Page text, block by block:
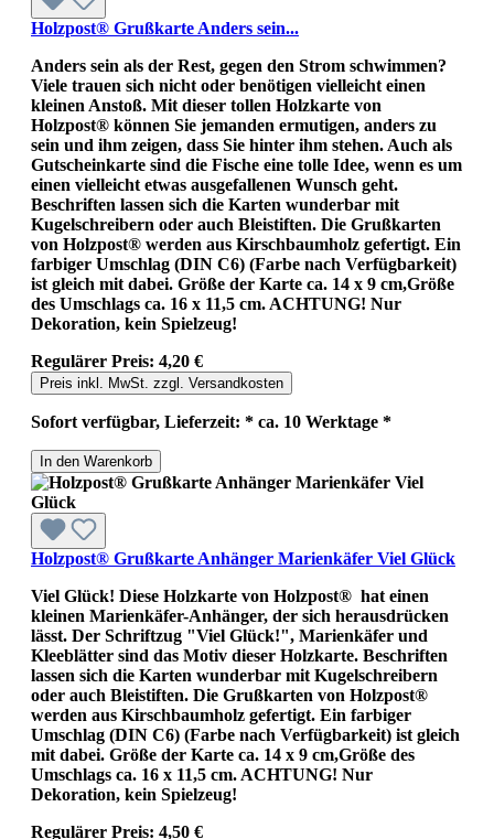
Holzpost® Grußkarte Anders sein...
Anders sein als der Rest, gegen den Strom schwimmen?
Viele trauen sich nicht oder benötigen vielleicht einen
kleinen Anstoß. Mit dieser tollen Holzkarte von
Holzpost® können Sie jemanden ermutigen, anders zu
sein und ihm zeigen, dass Sie hinter ihm stehen. Auch als
Gutscheinkarte sind die Fische eine tolle Idee, wenn es um
einen vielleicht etwas ausgefallenen Wunsch geht.
Beschriften lassen sich die Karten wunderbar mit
Kugelschreibern oder auch Bleistiften. Die Grußkarten
von Holzpost® werden aus Kirschbaumholz gefertigt. Ein
farbiger Umschlag (DIN C6) (Farbe nach Verfügbarkeit)
ist gleich mit dabei. Größe der Karte ca. 14 x 9 cm,Größe
des Umschlags ca. 16 x 11,5 cm. ACHTUNG! Nur
Dekoration, kein Spielzeug!
Regulärer Preis: 4,20 €
Preis inkl. MwSt. zzgl. Versandkosten
Sofort verfügbar, Lieferzeit: * ca. 10 Werktage *
In den Warenkorb
Holzpost® Grußkarte Anhänger Marienkäfer Viel Glück
Viel Glück! Diese Holzkarte von Holzpost® hat einen
kleinen Marienkäfer-Anhänger, der sich herausdrücken
lässt. Der Schriftzug "Viel Glück!", Marienkäfer und
Kleeblätter sind das Motiv dieser Holzkarte. Beschriften
lassen sich die Karten wunderbar mit Kugelschreibern
oder auch Bleistiften. Die Grußkarten von Holzpost®
werden aus Kirschbaumholz gefertigt. Ein farbiger
Umschlag (DIN C6) (Farbe nach Verfügbarkeit) ist gleich
mit dabei. Größe der Karte ca. 14 x 9 cm,Größe des
Umschlags ca. 16 x 11,5 cm. ACHTUNG! Nur
Dekoration, kein Spielzeug!
Regulärer Preis: 4,50 €